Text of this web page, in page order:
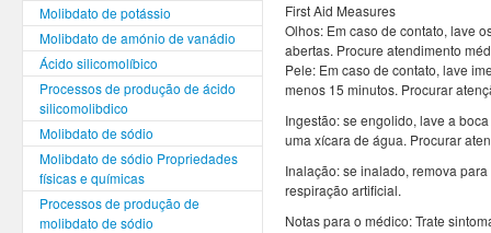
Molibdato de potássio
Molibdato de amónio de vanádio
Ácido silicomolíbico
Processos de produção de ácido
silicomolibdico
Molibdato de sódio
Molibdato de sódio Propriedades
físicas e químicas
Processos de produção de
molibdato de sódio
First Aid Measures
Olhos: Em caso de contato, lave
abertas. Procure atendimento
Pele: Em caso de contato, lave
menos 15 minutos. Procurar
Ingestão: se engolido, lave a
uma xícara de água. Procurar
Inalação: se inalado, remova
respiração artificial.
Notas para o médico: Trate